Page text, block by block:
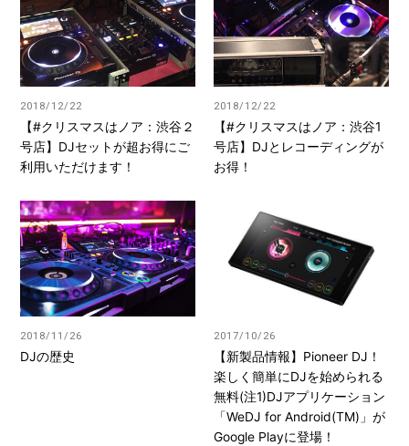
2018/12/22
【#クリスマスはノア：渋谷２
号店】DJセットが超お得にご
利用いただけます！
2018/12/22
【#クリスマスはノア：渋谷1
号店】DJとレコーディングが
お得！
2018/11/26
DJの歴史
2017/10/26
【新製品情報】Pioneer DJ！
楽しく簡単にDJを始められる
無料(注1)DJアプリケーション
「WeDJ for Android(TM)」が
Google Playに登場！